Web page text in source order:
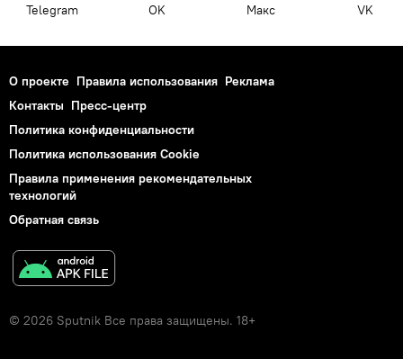
Telegram OK Макс VK
О проекте Правила использования Реклама
Контакты Пресс-центр
Политика конфиденциальности
Политика использования Cookie
Правила применения рекомендательных
технологий
Обратная связь
© 2026 Sputnik Все права защищены. 18+